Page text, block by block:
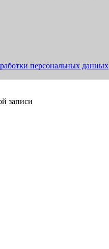
персональных данных
записи